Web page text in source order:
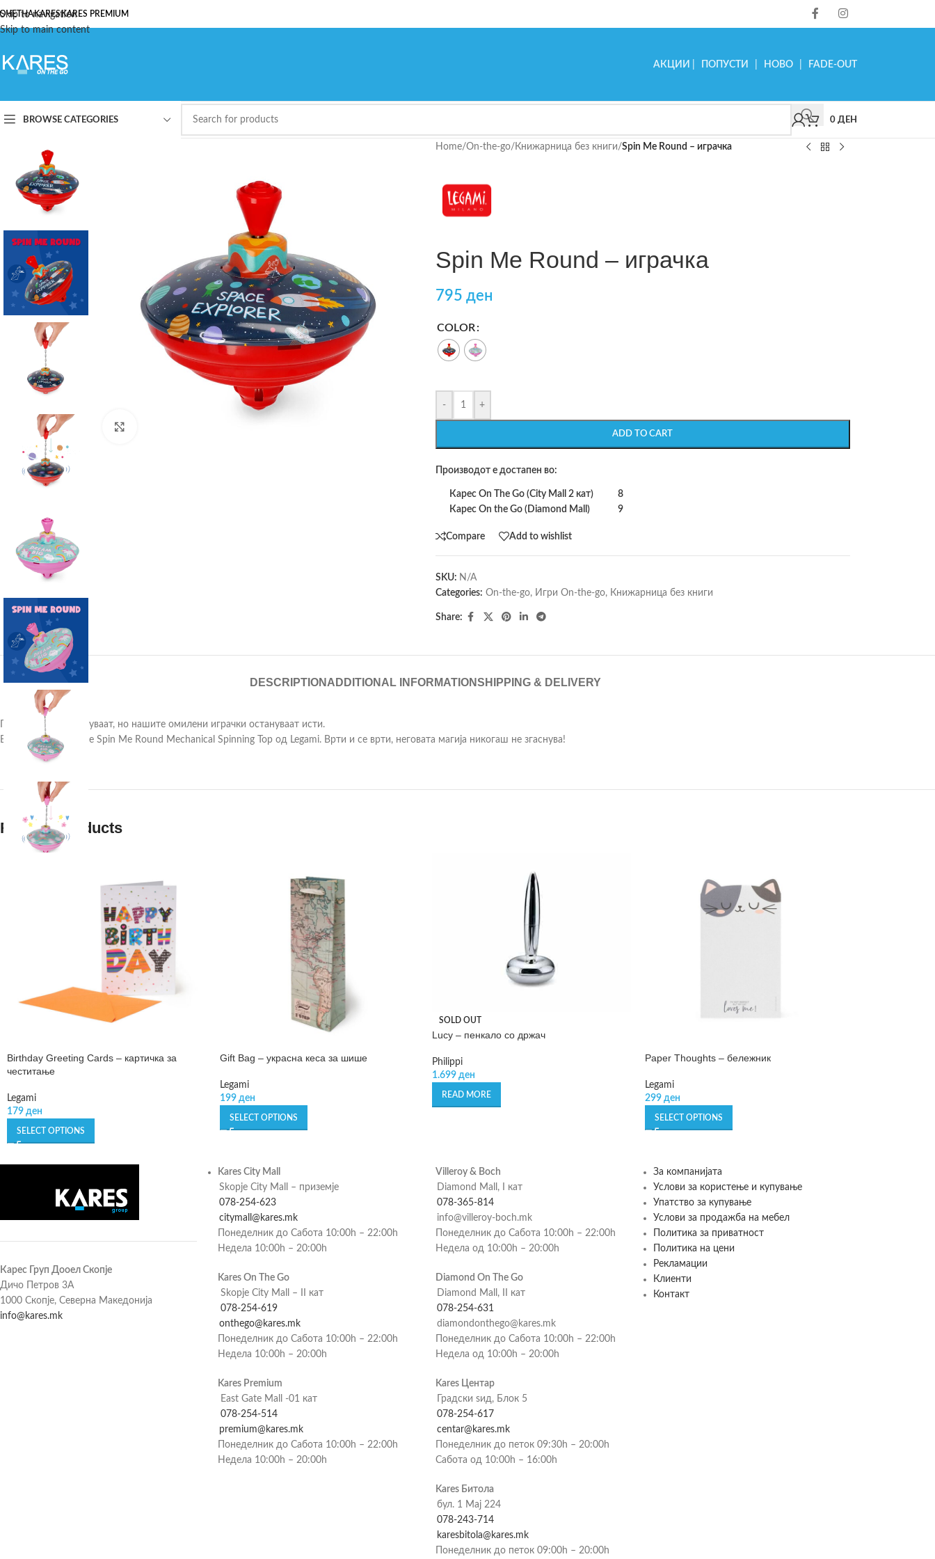
Skip to navigation
Skip to main content
KARESKARES PREMIUM
АКЦИИ ПОПУСТИ НОВО FADE-OUT
BROWSE CATEGORIES 0 ДЕН
Home/On-the-go/ Книжарница без книги/Spin Me Round – играчка
Spin Me Round – играчка
795 ден
COLOR
- +
ADD TO CART
Производот е достапен во:
Карес On The Go (City Mall 2 кат)
8
Карес On the Go (Diamond Mall)
9
Compare Add to wishlist
SKU: N/A
Categories: On-the-go, Игри On-the-go, Книжарница без книги
Share:
DESCRIPTION ADDITIONAL INFORMATIONSHIPPING & DELIVERY
Генерациите се менуваат, но нашите омилени играчки остануваат исти.
Ви го претставуваме Spin Me Round Mechanical Spinning Top од Legami. Врти и се врти, неговата магија никогаш не згаснува!
Related products
Birthday Greeting Cards – картичка за
честитање
Legami
179 ден
SELECT OPTIONS
Gift Bag – украсна кеса за шише
Legami
199 ден
SELECT OPTIONS
SOLD OUT
Lucy – пенкало со држач
Philippi
1.699 ден
READ MORE
Paper Thoughts – бележник
Legami
299 ден
SELECT OPTIONS
Карес Груп Дооел Скопје
Дичо Петров 3А
1000 Скопје, Северна Македонија
info@kares.mk
Kares City Mall
Skopje City Mall – приземје
078-254-623
citymall@kares.mk
Понеделник до Сабота 10:00h – 22:00h
Недела 10:00h – 20:00h
Kares On The Go
Skopje City Mall – II кат
078-254-619
onthego@kares.mk
Понеделник до Сабота 10:00h – 22:00h
Недела 10:00h – 20:00h
Kares Premium
East Gate Mall -01 кат
078-254-514
premium@kares.mk
Понеделник до Сабота 10:00h – 22:00h
Недела 10:00h – 20:00h
Villeroy & Boch
Diamond Mall, I кат
078-365-814
info@villeroy-boch.mk
Понеделник до Сабота 10:00h – 22:00h
Недела од 10:00h – 20:00h
Diamond On The Go
Diamond Mall, II кат
078-254-631
diamondonthego@kares.mk
Понеделник до Сабота 10:00h – 22:00h
Недела од 10:00h – 20:00h
Kares Центар
Градски ѕид, Блок 5
078-254-617
centar@kares.mk
Понеделник до петок 09:30h – 20:00h
Сабота од 10:00h – 16:00h
Kares Битола
бул. 1 Мај 224
078-243-714
karesbitola@kares.mk
Понеделник до петок 09:00h – 20:00h
За компанијата
Услови за користење и купување
Упатство за купување
Услови за продажба на мебел
Политика за приватност
Политика на цени
Рекламации
Клиенти
Контакт